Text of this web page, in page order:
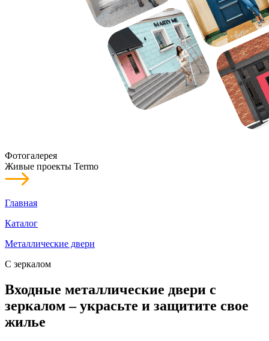
Фотогалерея
Живые проекты Termo
Главная
Каталог
Металлические двери
С зеркалом
Входные металлические двери с
зеркалом – украсьте и защитите свое
жилье